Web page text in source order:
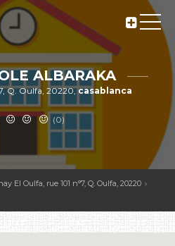
ALBARAKA
Q. Oulfa, 20220,casablanca
(0)
El Oulfa, rue 101 n°7, Q. Oulfa, 20220